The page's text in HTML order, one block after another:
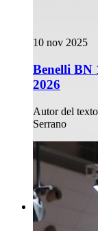
10 nov 2025
Benelli BN
2026
Autor del texto
Serrano